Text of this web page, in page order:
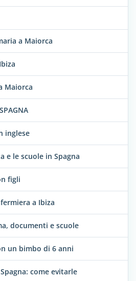
a Maiorca
Maiorca
inglese
e le scuole in Spagna
figli
a Ibiza
documenti e scuole
un bimbo di 6 anni
come evitarle